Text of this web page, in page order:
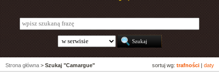
sortuj wg: trafności daty
Strona główna > Szukaj "Camargue"